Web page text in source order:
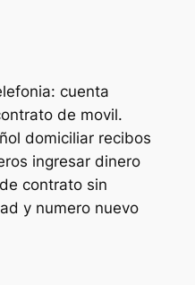
cuenta
de movil.
domiciliar recibos
ingresar dinero
contrato sin
y numero nuevo